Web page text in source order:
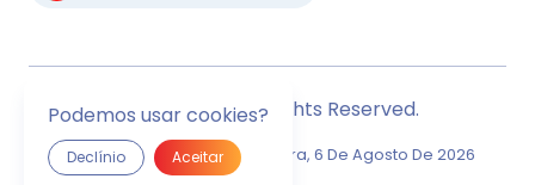
© Monstock. All Rights Reserved.
Última Atualização Quinta-Feira, 6 De Agosto De 2026
Podemos usar cookies?
Declínio Aceitar